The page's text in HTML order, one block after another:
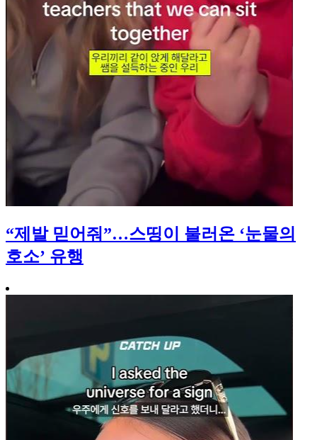
“제발 믿어줘”…스띵이 불러온 ‘눈물의
호소’ 유행